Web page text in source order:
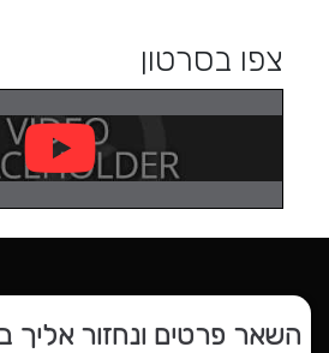
צפו בסרטון
השאר פרטים ונחזור אליך